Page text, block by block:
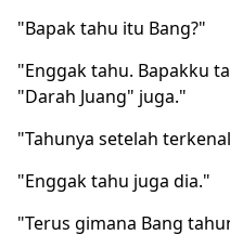
"Bapak tahu itu Bang?"
"Enggak tahu. Bapakku
"Darah Juang" juga."
"Tahunya setelah
"Enggak tahu juga dia."
"Terus gimana Bang